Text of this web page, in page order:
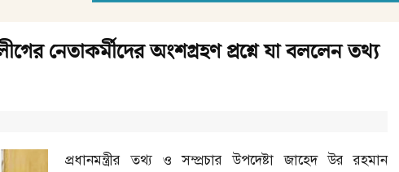
নেতাকর্মীদের অংশগ্রহণ প্রশ্নে যা বললেন তথ্য
প্রধানমন্ত্রীর তথ্য ও সম্প্রচার উপদেষ্টা জাহেদ উর রহমান